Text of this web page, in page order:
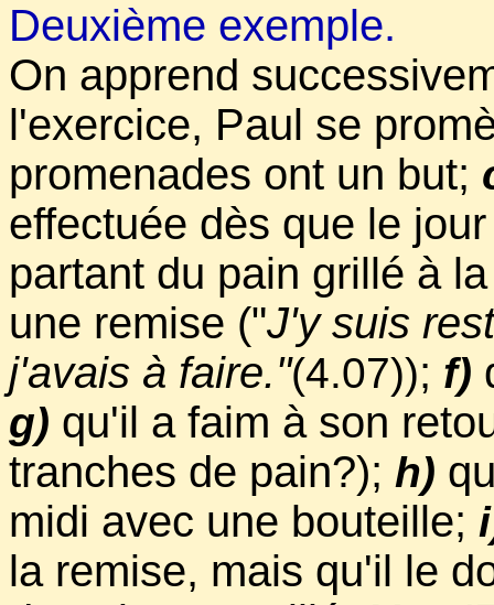
Deuxième exemple.
On apprend
l'exercice, Paul se
promenades ont un but;
effectuée dès que le
partant du pain grillé à
une remise ("J'y suis
j'avais à faire."(4.07)); f)
g) qu'il a faim à son
tranches de pain?); h)
midi avec une bouteille;
la remise, mais qu'il le